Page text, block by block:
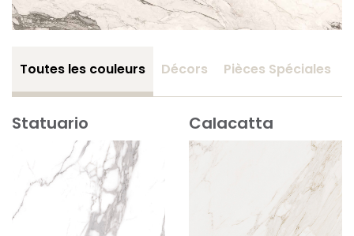
Toutes les couleurs Décors Pièces Spéciales
Statuario Calacatta